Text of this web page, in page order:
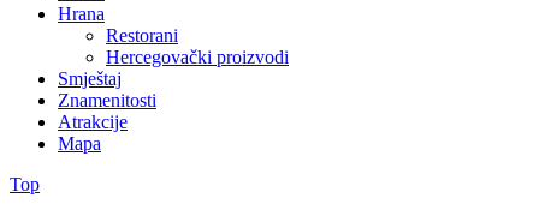
Hrana
Restorani
Hercegovački proizvodi
Smještaj
Znamenitosti
Atrakcije
Mapa
Top